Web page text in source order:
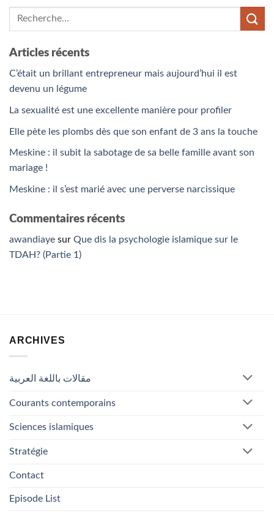
Articles récents
C’était un brillant entrepreneur mais aujourd’hui il est
devenu un légume
La sexualité est une excellente manière pour profiler
Elle pète les plombs dès que son enfant de 3 ans la touche
Meskine : il subit la sabotage de sa belle famille avant son
mariage !
Meskine : il s’est marié avec une perverse narcissique
Commentaires récents
awandiaye sur Que dis la psychologie islamique sur le
TDAH? (Partie 1)
ARCHIVES
مقالات باللغة العربية
Courants contemporains
Sciences islamiques
Stratégie
Contact
Episode List